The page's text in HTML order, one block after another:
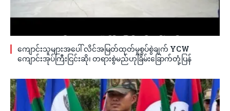
ကျောင်းသူများအပေါ် လိင်အမြတ်ထုတ်မှုစွပ်စွဲချက် YCW
ကျောင်းအုပ်ကြီးငြင်းဆို၊ တရားစွဲမည်ဟုခြိမ်းခြောက်တုံ့ပြန်